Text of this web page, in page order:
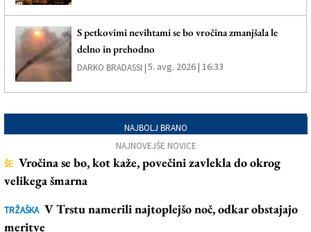
S petkovimi nevihtami se bo vročina zmanjšala le
delno in prehodno
DARKO BRADASSI |5. avg. 2026 | 16:33
NAJBOLJ BRANO
NAJNOVEJŠE NOVICE
ŠE Vročina se bo, kot kaže, povečini zavlekla do okrog
velikega šmarna
TRŽAŠKA V Trstu namerili najtoplejšo noč, odkar obstajajo
meritve